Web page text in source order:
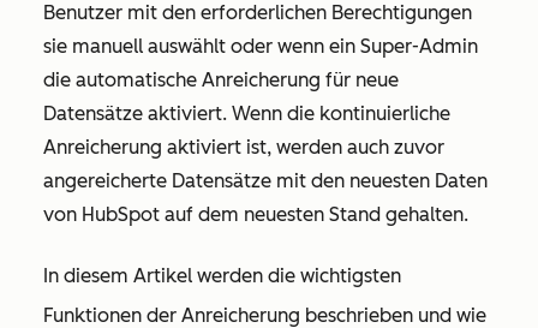
Benutzer mit den erforderlichen Berechtigungen
sie manuell auswählt oder wenn ein Super-Admin
die automatische Anreicherung für neue
Datensätze aktiviert. Wenn die kontinuierliche
Anreicherung aktiviert ist, werden auch zuvor
angereicherte Datensätze mit den neuesten Daten
von HubSpot auf dem neuesten Stand gehalten.
In diesem Artikel werden die wichtigsten
Funktionen der Anreicherung beschrieben und wie